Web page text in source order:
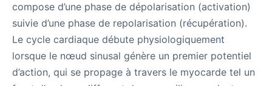
compose d’une phase de dépolarisation (activation)
suivie d’une phase de repolarisation (récupération).
Le cycle cardiaque débute physiologiquement
lorsque le nœud sinusal génère un premier potentiel
d’action, qui se propage à travers le myocarde tel un